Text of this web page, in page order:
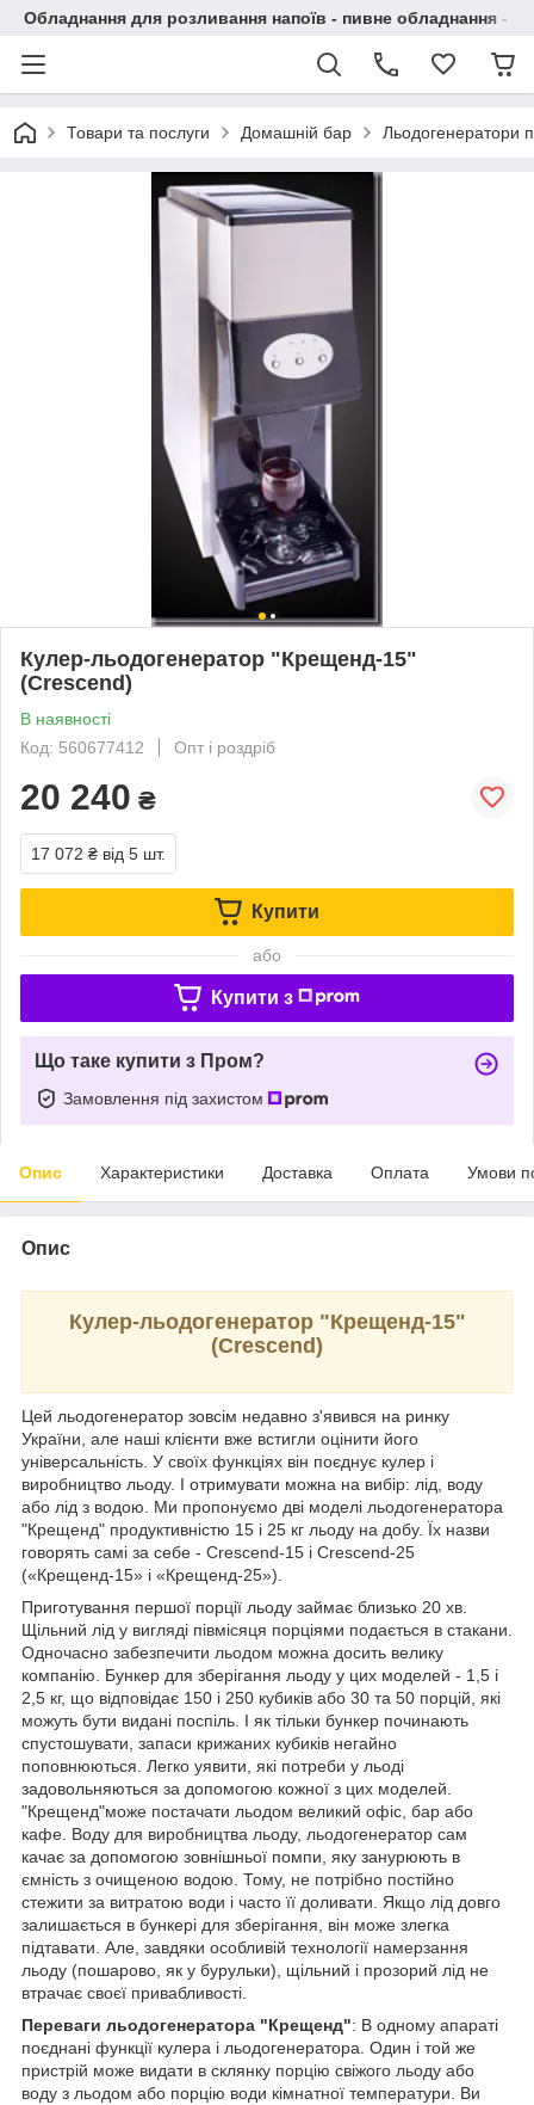
Обладнання для розливання напоїв - пивне обладнання - в
Товари та послуги Домашній бар Льодогенератори
Кулер-льодогенератор "Крещенд-15"
(Crescend)
В наявності
Код: 560677412
Опт і роздріб
20 240 ₴
17 072 ₴ від 5 шт.
Купити
або
Купити з
Що таке купити з Пром?
Замовлення під захистом
Опис Характеристики Доставка Оплата Умови
Опис
Кулер-льодогенератор "Крещенд-15"
(Crescend)
Цей льодогенератор зовсім недавно з'явився на ринку
України, але наші клієнти вже встигли оцінити його
універсальність. У своїх функціях він поєднує кулер і
виробництво льоду. І отримувати можна на вибір: лід, воду
або лід з водою. Ми пропонуємо дві моделі льодогенератора
"Крещенд" продуктивністю 15 і 25 кг льоду на добу. Їх назви
говорять самі за себе - Crescend-15 і Crescend-25
(«Крещенд-15» і «Крещенд-25»).
Приготування першої порції льоду займає близько 20 хв.
Щільний лід у вигляді півмісяця порціями подається в стакани.
Одночасно забезпечити льодом можна досить велику
компанію. Бункер для зберігання льоду у цих моделей - 1,5 і
2,5 кг, що відповідає 150 і 250 кубиків або 30 та 50 порцій, які
можуть бути видані поспіль. І як тільки бункер починають
спустошувати, запаси крижаних кубиків негайно
поповнюються. Легко уявити, які потреби у льоді
задовольняються за допомогою кожної з цих моделей.
"Крещенд"може постачати льодом великий офіс, бар або
кафе. Воду для виробництва льоду, льодогенератор сам
качає за допомогою зовнішньої помпи, яку занурюють в
ємність з очищеною водою. Тому, не потрібно постійно
стежити за витратою води і часто її доливати. Якщо лід довго
залишається в бункері для зберігання, він може злегка
підтавати. Але, завдяки особливій технології намерзання
льоду (пошарово, як у бурульки), щільний і прозорий лід не
втрачає своєї привабливості.
Переваги льодогенератора "Крещенд": В одному апараті
поєднані функції кулера і льодогенератора. Один і той же
пристрій може видати в склянку порцію свіжого льоду або
воду з льодом або порцію води кімнатної температури. Ви